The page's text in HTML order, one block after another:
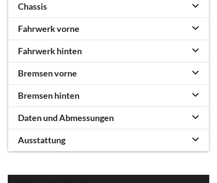
Chassis
Fahrwerk vorne
Fahrwerk hinten
Bremsen vorne
Bremsen hinten
Daten und Abmessungen
Ausstattung